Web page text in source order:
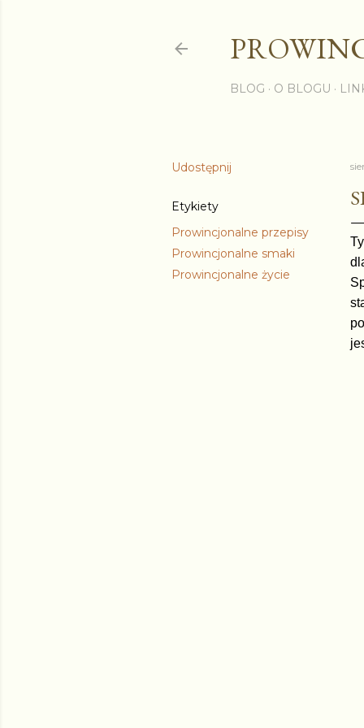
BLOG O BLOGU
Udostępnij
Etykiety
Prowincjonalne przepisy
Prowincjonalne smaki
Prowincjonalne życie